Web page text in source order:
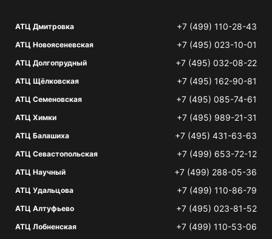
АТЦ Дмитровка +7 (499) 110-28-43
АТЦ Новоясеневская +7 (495) 023-10-01
АТЦ Долгопрудный +7 (495) 032-08-22
АТЦ Щёлковская +7 (495) 162-90-81
АТЦ Семеновская +7 (495) 085-74-61
АТЦ Химки +7 (495) 989-21-31
АТЦ Балашиха +7 (495) 431-63-63
АТЦ Севастопольская +7 (499) 653-72-12
АТЦ Научный +7 (499) 288-05-36
АТЦ Удальцова +7 (499) 110-86-79
АТЦ Алтуфьево +7 (495) 023-81-52
АТЦ Лобненская +7 (499) 110-53-06